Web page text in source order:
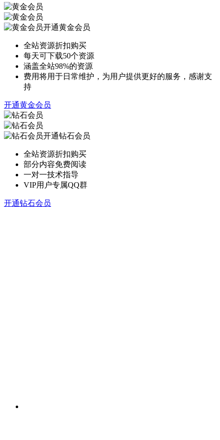
开通黄金会员
全站资源折扣购买
每天可下载50个资源
涵盖全站98%的资源
费用将用于日常维护，为用户提供更好的服务，感谢支
持
开通黄金会员
开通钻石会员
全站资源折扣购买
部分内容免费阅读
一对一技术指导
VIP用户专属QQ群
开通钻石会员